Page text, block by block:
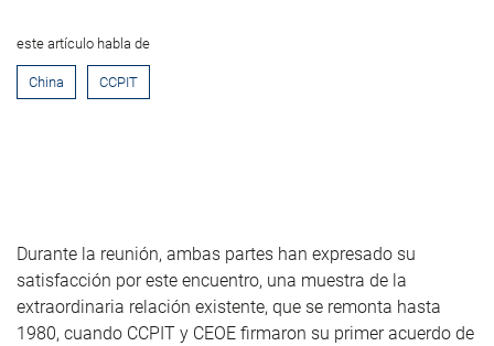
este artículo habla de
China CCPIT
Durante la reunión, ambas partes han expresado su
satisfacción por este encuentro, una muestra de la
extraordinaria relación existente, que se remonta hasta
1980, cuando CCPIT y CEOE firmaron su primer acuerdo de